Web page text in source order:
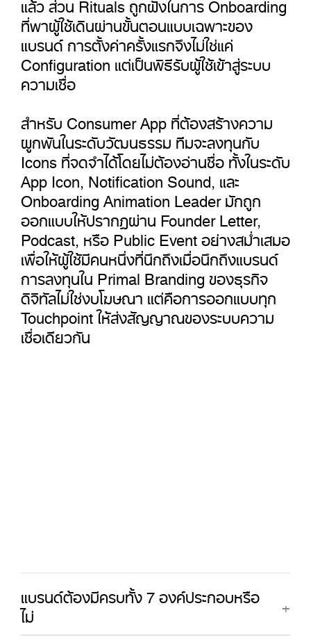
ที่พาผู้ใช้เดินผ่านขั้นตอนแบบเฉพาะของ
แบรนด์ การตั้งค่าครั้งแรกจึงไม่ใช่แค่
Configuration แต่เป็นพิธีรับผู้ใช้เข้าสู่ระบบ
ความเชื่อ
สำหรับ Consumer App ที่ต้องสร้างความ
ผูกพันในระดับวัฒนธรรม ทีมจะลงทุนกับ
Icons ที่จดจำได้โดยไม่ต้องอ่านชื่อ ทั้งในระดับ
App Icon, Notification Sound, และ
Onboarding Animation Leader มักถูก
ออกแบบให้ปรากฏผ่าน Founder Letter,
Podcast, หรือ Public Event อย่างสม่ำเสมอ
เพื่อให้ผู้ใช้มีคนหนึ่งที่นึกถึงเมื่อนึกถึงแบรนด์
การลงทุนใน Primal Branding ของธุรกิจ
ดิจิทัลไม่ใช่งบโฆษณา แต่คือการออกแบบทุก
Touchpoint ให้ส่งสัญญาณของระบบความ
เชื่อเดียวกัน
แบรนด์ต้องมีครบทั้ง 7 องค์ประกอบหรือ
ไม่